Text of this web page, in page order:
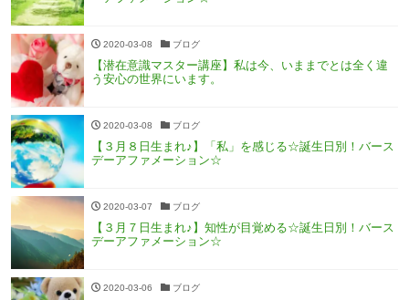
2020-03-08 ブログ
【潜在意識マスター講座】私は今、いままでとは全く違
う安心の世界にいます。
2020-03-08 ブログ
【３月８日生まれ♪】「私」を感じる☆誕生日別！バース
デーアファメーション☆
2020-03-07 ブログ
【３月７日生まれ♪】知性が目覚める☆誕生日別！バース
デーアファメーション☆
2020-03-06 ブログ